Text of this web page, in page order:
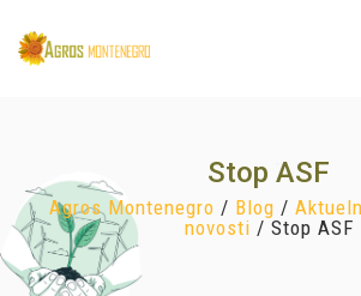
Stop ASF
Agros Montenegro / Blog /
novosti / Stop ASF